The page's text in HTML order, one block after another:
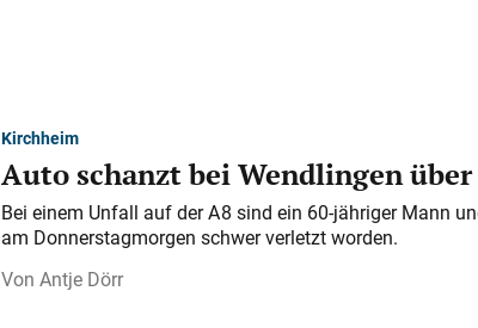
Kirchheim
Auto schanzt bei Wendlingen
Bei einem Unfall auf der A 8 sind ein 60-jähriger Mann
am Donnerstagmorgen schwer verletzt worden.
Antje Dörr